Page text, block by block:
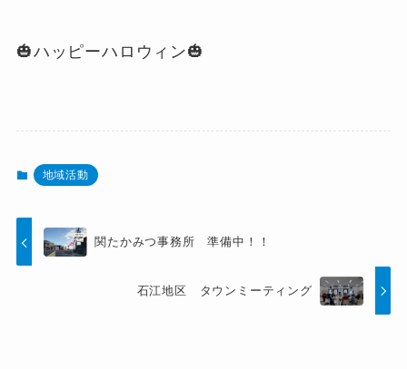
🎃ハッピーハロウィン🎃
地域活動
関たかみつ事務所 準備中！！
石江地区 タウンミーティング